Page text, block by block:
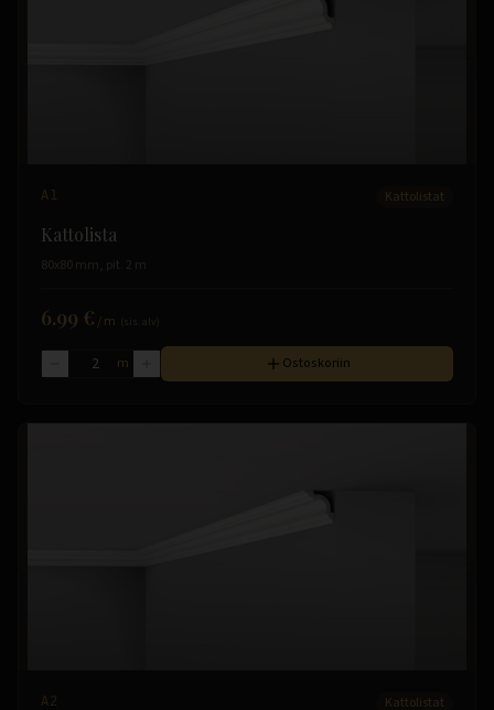
A1 Kattolistat
Kattolista
80x80 mm, pit. 2 m
6.99 € /m
m Ostoskoriin
A2 Kattolistat